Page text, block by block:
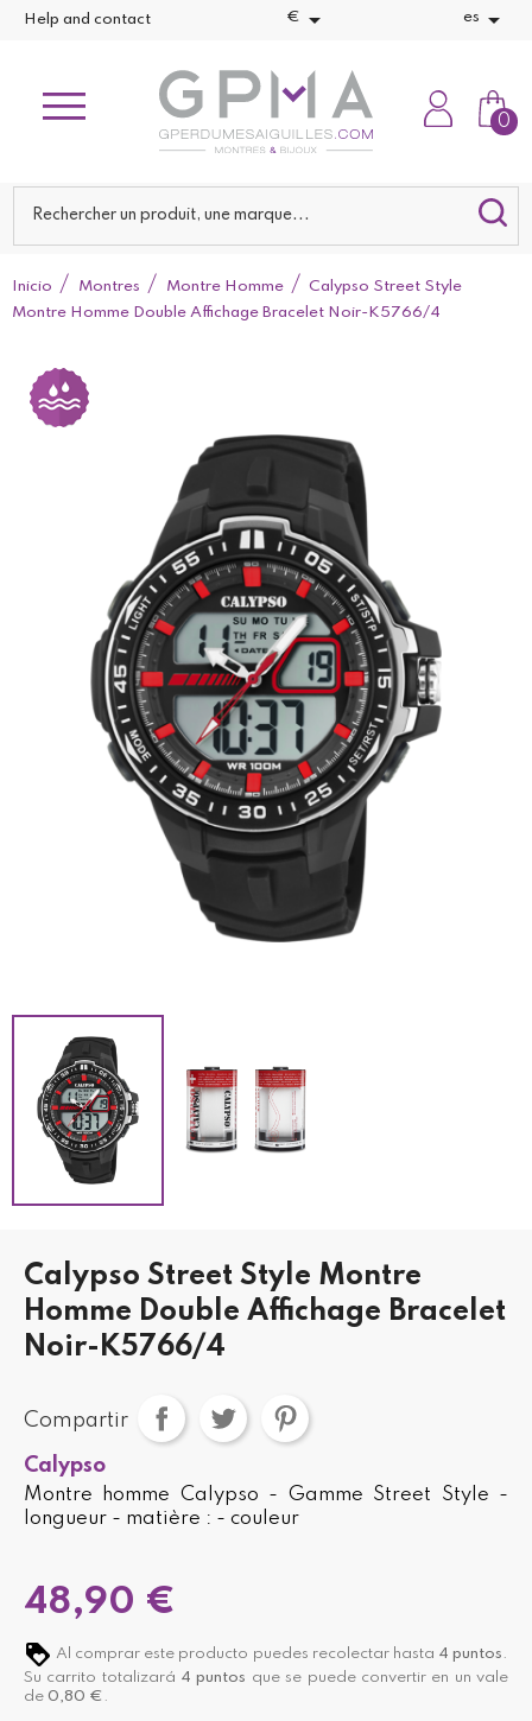
Help and contact €  es 
0
Inicio Montres Montre Homme
Calypso Street Style
Montre Homme Double Affichage Bracelet Noir-K5766/4
Calypso Street Style Montre
Homme Double Affichage Bracelet
Noir-K5766/4
Compartir
Calypso
Montre homme Calypso - Gamme Street Style -
longueur - matière : - couleur
48,90 €
Al comprar este producto puedes recolectar hasta 4 puntos .
Su carrito totalizará 4 puntos que se puede convertir en un vale
de 0,80 € .